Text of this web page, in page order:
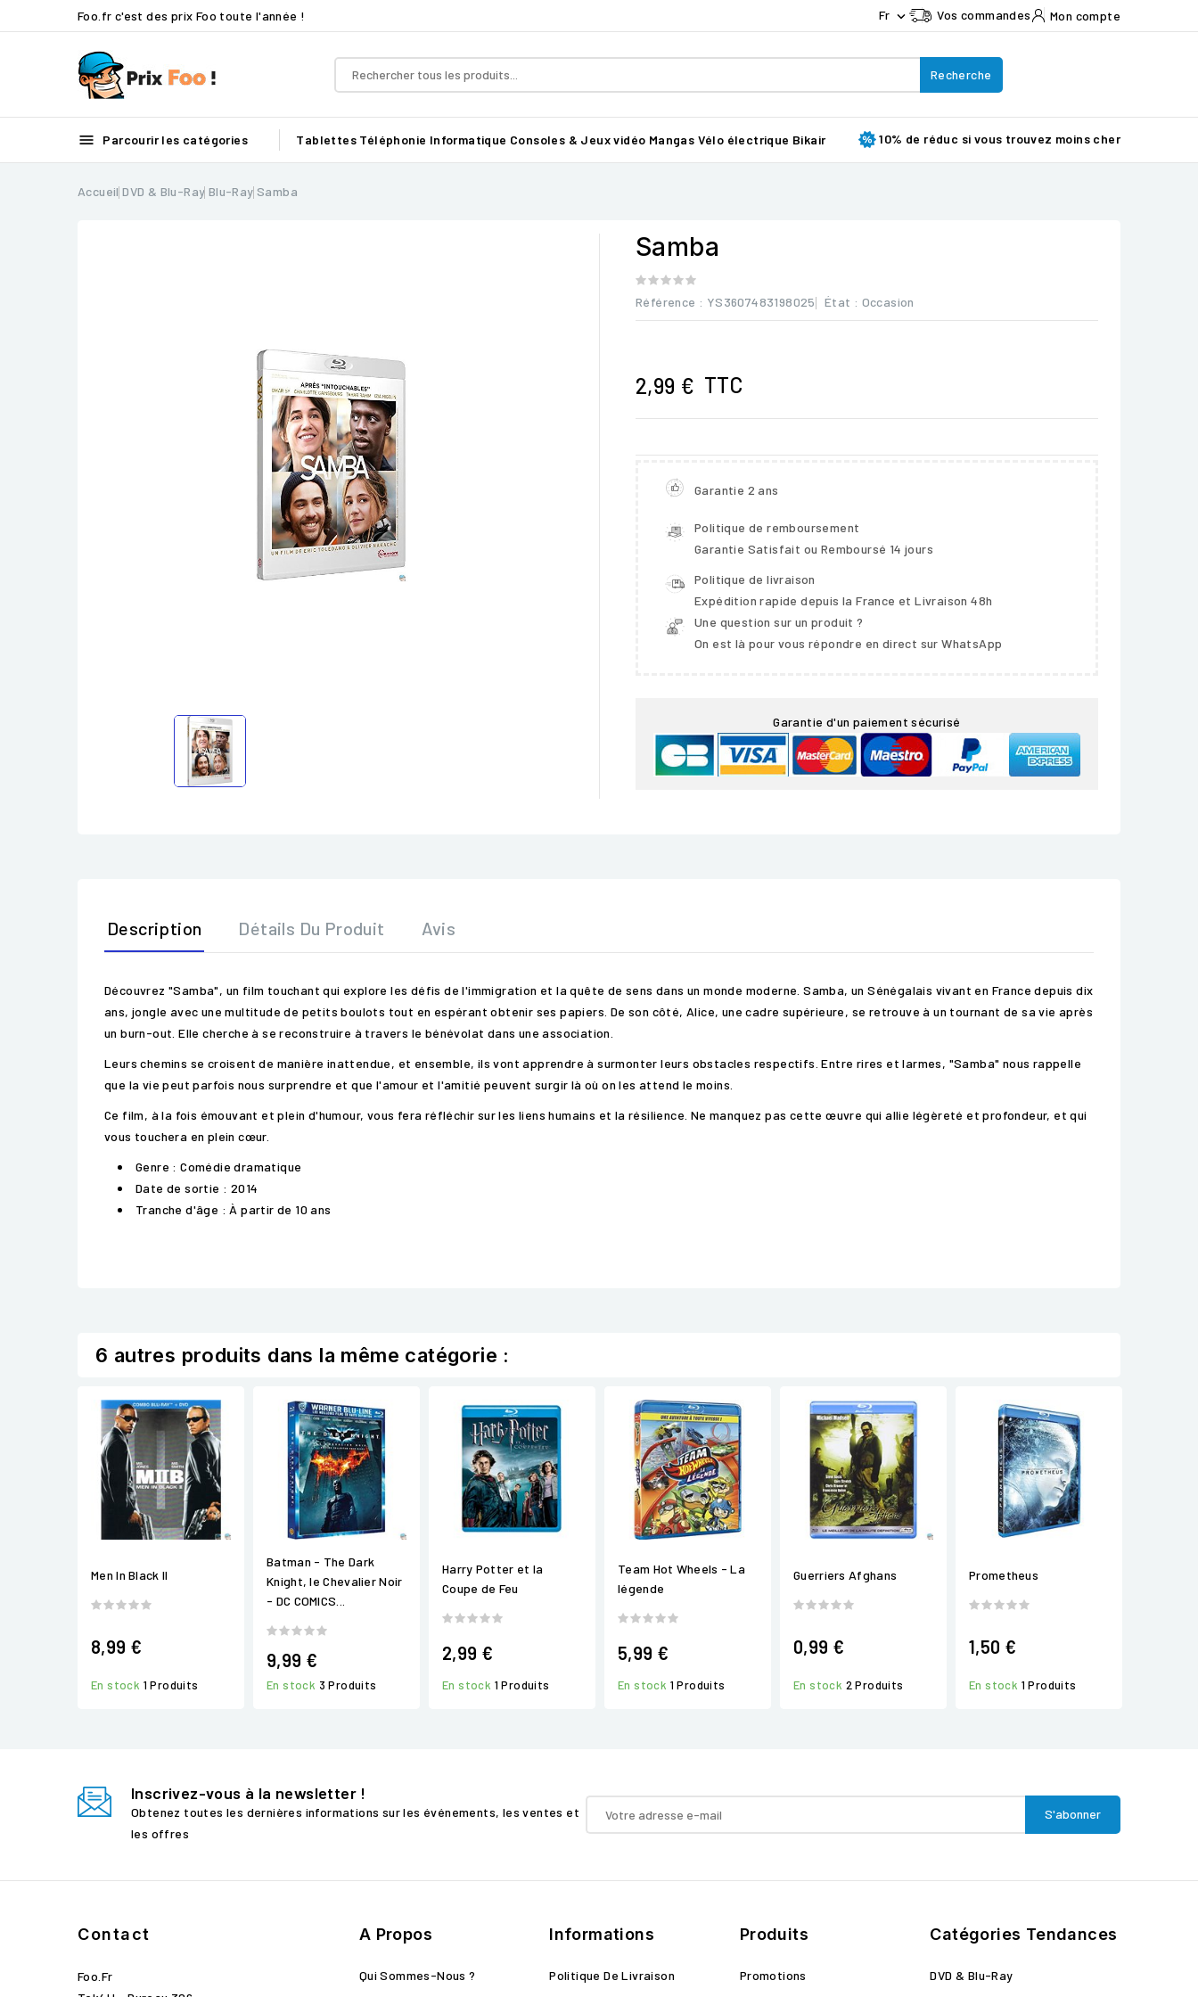
Foo.fr c'est des prix Foo toute l'année ! Fr  Vos commandes Mon compte
Recherche
 Parcourir les catégories Tablettes Téléphonie Informatique Consoles & Jeux vidéo Mangas Vélo électrique Bikair 10% de réduc si vous trouvez moins cher
Accueil DVD & Blu-Ray Blu-Ray Samba
Samba
Référence : YS3607483198025 État : Occasion
2,99 € TTC
Garantie 2 ans
Politique de remboursement
Garantie Satisfait ou Remboursé 14 jours
Politique de livraison
Expédition rapide depuis la France et Livraison 48h
Une question sur un produit ?
On est là pour vous répondre en direct sur WhatsApp
Garantie d'un paiement sécurisé
Description Détails Du Produit Avis
Découvrez "Samba", un film touchant qui explore les défis de l'immigration et la quête de sens dans un monde moderne. Samba, un Sénégalais vivant en France depuis dix
ans, jongle avec une multitude de petits boulots tout en espérant obtenir ses papiers. De son côté, Alice, une cadre supérieure, se retrouve à un tournant de sa vie après
un burn-out. Elle cherche à se reconstruire à travers le bénévolat dans une association.
Leurs chemins se croisent de manière inattendue, et ensemble, ils vont apprendre à surmonter leurs obstacles respectifs. Entre rires et larmes, "Samba" nous rappelle
que la vie peut parfois nous surprendre et que l'amour et l'amitié peuvent surgir là où on les attend le moins.
Ce film, à la fois émouvant et plein d'humour, vous fera réfléchir sur les liens humains et la résilience. Ne manquez pas cette œuvre qui allie légèreté et profondeur, et qui
vous touchera en plein cœur.
Genre : Comédie dramatique
Date de sortie : 2014
Tranche d'âge : À partir de 10 ans
6 autres produits dans la même catégorie :
Men In Black II
8,99 €
En stock 1 Produits
Batman - The Dark
Knight, le Chevalier Noir
- DC COMICS...
9,99 €
En stock 3 Produits
Harry Potter et la
Coupe de Feu
2,99 €
En stock 1 Produits
Team Hot Wheels - La
légende
5,99 €
En stock 1 Produits
Guerriers Afghans
0,99 €
En stock 2 Produits
Prometheus
1,50 €
En stock 1 Produits
Inscrivez-vous à la newsletter !
Obtenez toutes les dernières informations sur les événements, les ventes et
les offres
Contact
Foo.fr
A Propos
Qui Sommes-Nous ?
Informations
Politique De Livraison
Produits
Promotions
Catégories Tendances
DVD & Blu-Ray